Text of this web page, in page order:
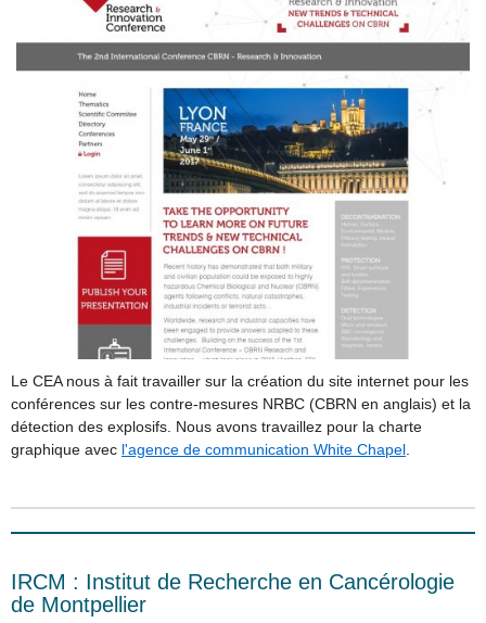
Le CEA nous à fait travailler sur la création du site internet pour les
conférences sur les contre-mesures NRBC (CBRN en anglais) et la
détection des explosifs. Nous avons travaillez pour la charte
graphique avec l'agence de communication White Chapel
IRCM : Institut de Recherche en Cancérologie
de Montpellier